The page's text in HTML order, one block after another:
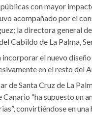
con mayor
acompañado por el
la directora general
Cabildo de La Palma,
el nuevo
en el resto del
de Santa Cruz de La
“ha supuesto un
convirtiéndose en